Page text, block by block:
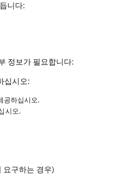
니다:
정보가 필요합니다:
십시오:
공하십시오.
시오.
요구하는 경우)